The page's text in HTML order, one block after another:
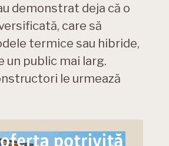
demonstrat deja că o
care să
termice sau hibride,
un public mai larg.
le urmează